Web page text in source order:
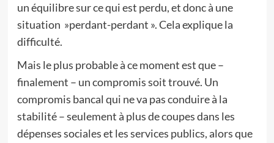
un équilibre sur ce qui est perdu, et donc à une
situation »perdant-perdant ». Cela explique la
difficulté.
Mais le plus probable à ce moment est que –
finalement – un compromis soit trouvé. Un
compromis bancal qui ne va pas conduire à la
stabilité – seulement à plus de coupes dans les
dépenses sociales et les services publics, alors que